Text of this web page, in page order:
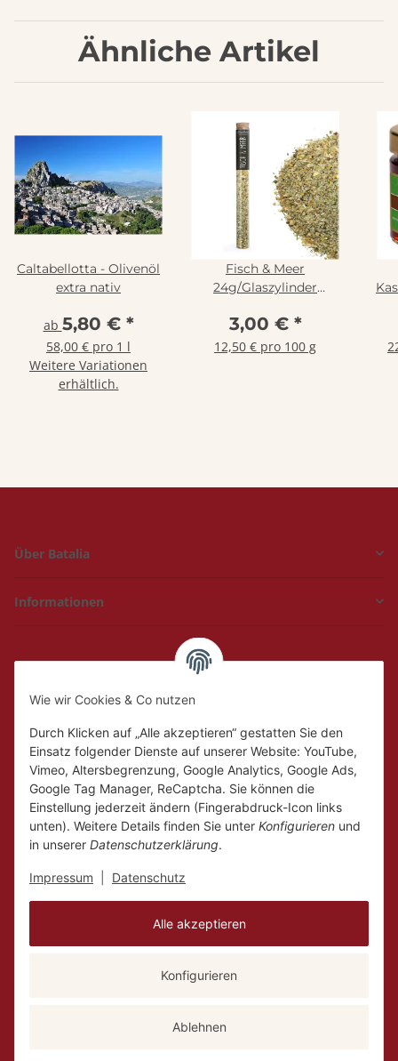
Alle akzeptieren
Konfigurieren
Ablehnen
Wie wir Cookies & Co nutzen
Durch Klicken auf „Alle akzeptieren“ gestatten Sie den
Einsatz folgender Dienste auf unserer Website: YouTube,
Vimeo, Altersbegrenzung, Google Analytics, Google Ads,
Google Tag Manager, ReCaptcha. Sie können die
Einstellung jederzeit ändern (Fingerabdruck-Icon links
unten). Weitere Details finden Sie unter Konfigurieren und
in unserer Datenschutzerklärung.
Impressum Datenschutz
Ähnliche Artikel
Caltabellotta - Olivenöl
extra nativ
ab 5,80 € *
58,00 € pro 1 l
Weitere Variationen
erhältlich.
Fisch & Meer
24g/Glaszylinder
Gewürzzubereitung ,
Rinama
3,00 € *
12,50 € pro 100 g
Über Batalia
Informationen
Hückelhoven und
Di. - Fr.
10:00 - 18:00
10:00 - 14:00
* Alle Preise inkl. gesetzlicher USt., zzgl.Versand